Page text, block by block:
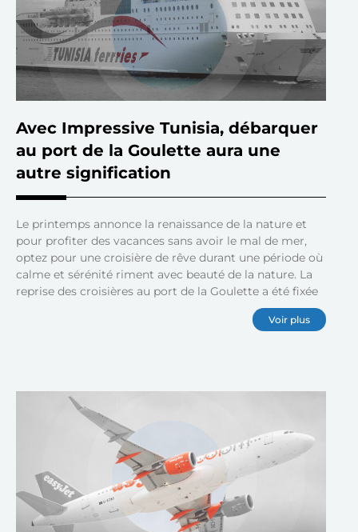
Avec Impressive Tunisia, débarquer
au port de la Goulette aura une
autre signification
Le printemps annonce la renaissance de la nature et
pour profiter des vacances sans avoir le mal de mer,
optez pour une croisière de rêve durant une période où
calme et sérénité riment avec beauté de la nature. La
reprise des croisières au port de la Goulette a été fixée
Voir plus